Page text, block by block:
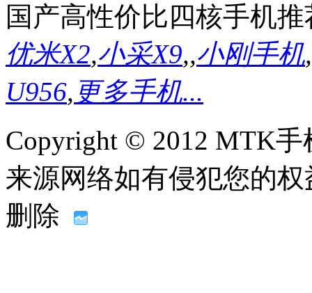
国产高性价比四核手机推
优米X2,小采X9,,小刚手机,
U956, 更多手机...
Copyright © 2012 MTK
来源网络如有侵犯您的
删除